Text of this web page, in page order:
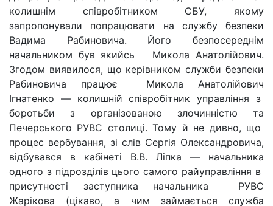
колишнім співробітником СБУ, якому
запропонували попрацювати на службу безпеки
Вадима Рабиновича. Його безпосереднім
начальником був якийсь Микола Анатолійович.
Згодом виявилося, що керівником служби безпеки
Рабиновича працює Микола Анатолійович
Ігнатенко — колишній співробітник управління з
боротьби з організованою злочинністю та
Печерського РУВС столиці. Тому й не дивно, що
процес вербування, зі слів Сергія Олександровича,
відбувався в кабінеті В.В. Ліпка — начальника
одного з підрозділів цього самого райуправління в
присутності заступника начальника РУВС
Жарікова (цікаво, а чим займається служба